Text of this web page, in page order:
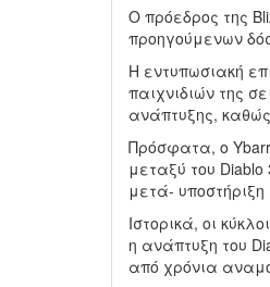
Ο πρόεδρος της
προηγούμενων
Η εντυπωσιακή
παιχνιδιών της
ανάπτυξης,
Πρόσφατα, ο
μεταξύ του
μετά- υποστήριξη
Ιστορικά, οι
η ανάπτυξη του
από χρόνια